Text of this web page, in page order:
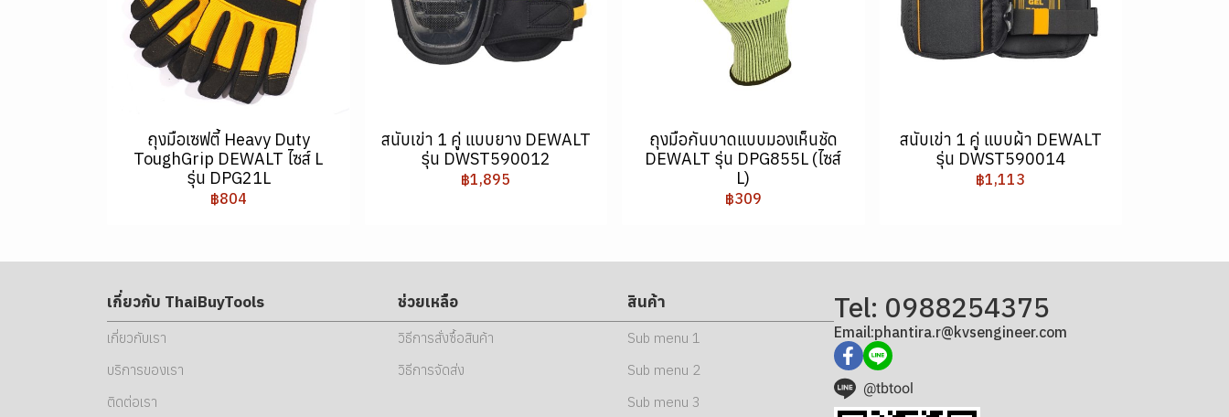
ถุงมือเซฟตี้ Heavy Duty
ToughGrip DEWALT ไซส์ L
รุ่น DPG21L
฿804
สนับเข่า 1 คู่ แบบยาง DEWALT
รุ่น DWST590012
฿1,895
ถุงมือกันบาดแบบมองเห็นชัด
DEWALT รุ่น DPG855L (ไซส์
L)
฿309
สนับเข่า 1 คู่ แบบผ้า DEWALT
รุ่น DWST590014
฿1,113
เกี่ยวกับ ThaiBuyTools
เกี่ยวกับเรา
บริการของเรา
ติดต่อเรา
ช่วยเหลือ
วิธีการสั่งซื้อสินค้า
วิธีการจัดส่ง
สินค้า
Sub menu 1
Sub menu 2
Sub menu 3
Tel: 0988254375
Email:phantira.r@kvsengineer.com
@tbtool